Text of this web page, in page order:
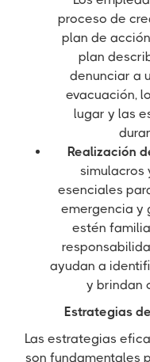
proceso de
plan de
plan
denunciar a
evacuación,
lugar y las
Realización
simulacros
esenciales
emergencia y
estén
ayudan a
y brindan
Estrategias
Las estrategias
son fundamentales